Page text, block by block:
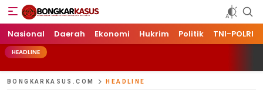
Bongkarkasus.com
Mengungkap Tabir Peristiwa Dengan Data dan Fakta
Nasional Daerah Ekonomi Hukrim Politik TNI-POLRI
HEADLINE
BONGKARKASUS.COM HEADLINE